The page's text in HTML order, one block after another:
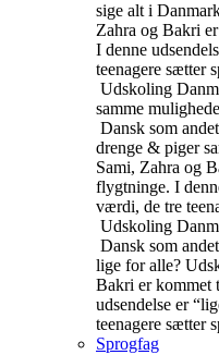
sige alt i
Zahra og Bakri
I denne
teenagere sætter
Udskoling
samme
Dansk som
drenge & piger
Sami, Zahra og
flygtninge. I
værdi, de tre
Udskoling
Dansk som
lige for alle?
Bakri er kommet
udsendelse er
teenagere sætter
Sprogfag